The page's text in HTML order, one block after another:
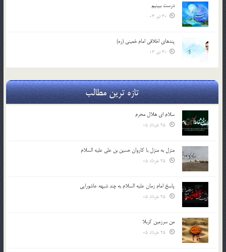
درست ببينيم
30 تیر 03
پندهاي اخلاقي امام خميني (ره)
30 تیر 03
تازه ترین مطالب
سلام ای هلال محرم
منزل به منزل با کاروان حسین بن علی علیه السلام
پاسخ امام زمان علیه السلام به چند شبهه عاشورایی
من سرزمین کربلا